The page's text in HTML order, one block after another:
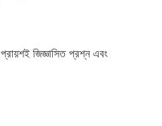
প্রায়শই জিজ্ঞাসিত প্রশ্ন এবং